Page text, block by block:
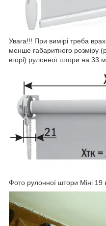
Увага!!! При вимірі треба
менше габаритного розміру
вгорі) рулонної штори на 33
Фото рулонної штори Міні 19